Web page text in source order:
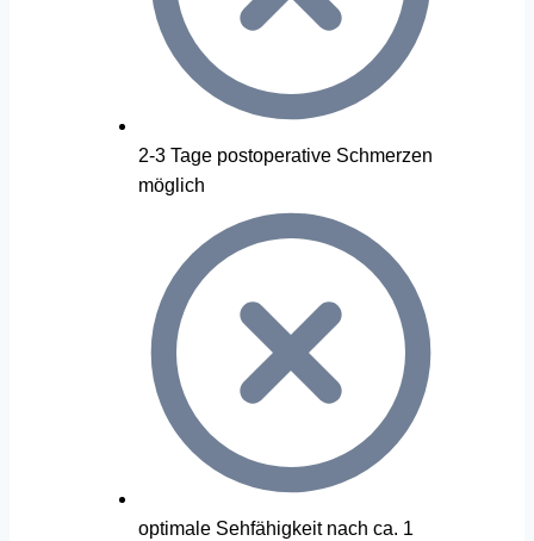
2-3 Tage postoperative Schmerzen
möglich
optimale Sehfähigkeit nach ca. 1